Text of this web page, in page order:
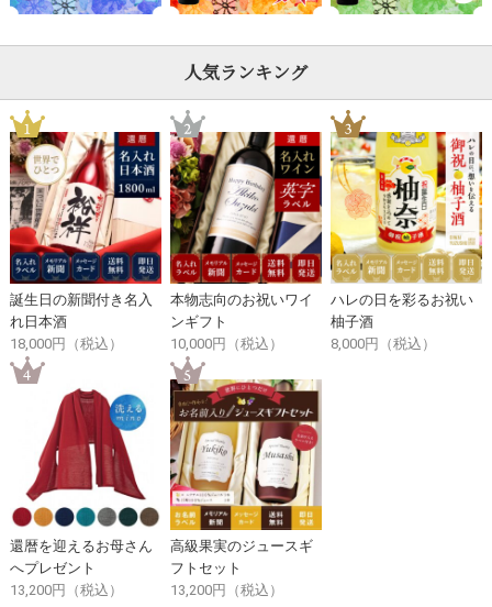
人気ランキング
誕生日の新聞付き名入
れ日本酒
18,000円（税込）
本物志向のお祝いワイ
ンギフト
10,000円（税込）
ハレの日を彩るお祝い
柚子酒
8,000円（税込）
還暦を迎えるお母さん
へプレゼント
13,200円（税込）
高級果実のジュースギ
フトセット
13,200円（税込）